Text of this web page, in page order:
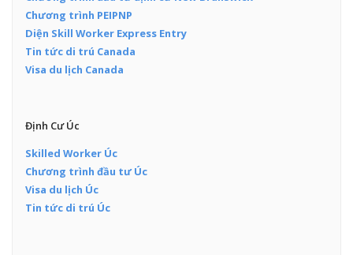
Chương trình PEIPNP
Diện Skill Worker Express Entry
Tin tức di trú Canada
Visa du lịch Canada
Định Cư Úc
Skilled Worker Úc
Chương trình đầu tư Úc
Visa du lịch Úc
Tin tức di trú Úc